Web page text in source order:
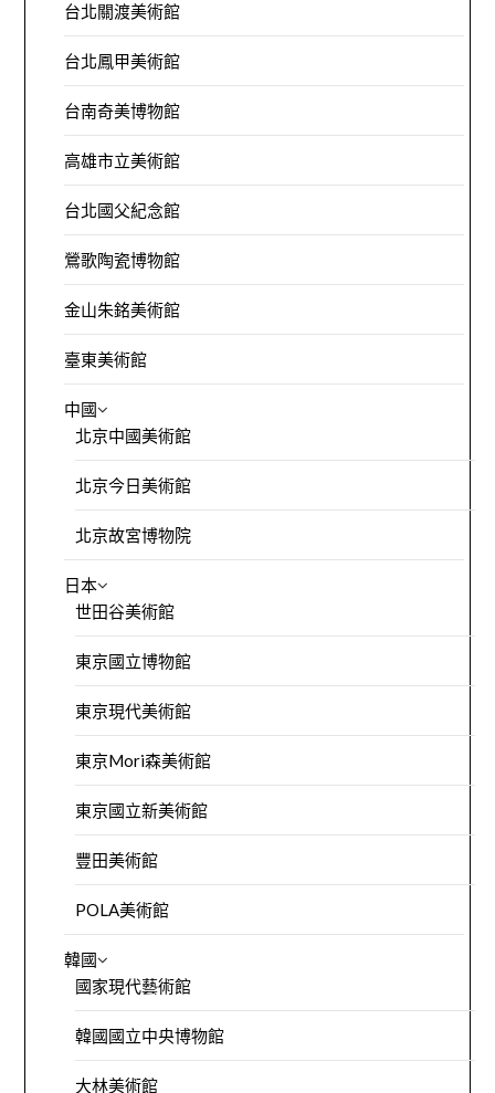
台北關渡美術館
台北鳳甲美術館
台南奇美博物館
高雄市立美術館
台北國父紀念館
鶯歌陶瓷博物館
金山朱銘美術館
臺東美術館
中國
北京中國美術館
北京今日美術館
北京故宮博物院
日本
世田谷美術館
東京國立博物館
東京現代美術館
東京Mori森美術館
東京國立新美術館
豐田美術館
POLA美術館
韓國
國家現代藝術館
韓國國立中央博物館
大林美術館